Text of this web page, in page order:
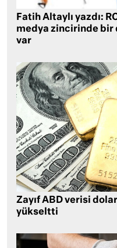
Fatih Altaylı yazdı:
medya zincirinde bir
var
Zayıf ABD verisi
yükseltti